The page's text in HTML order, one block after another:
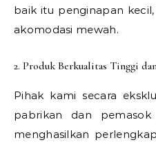
baik itu penginapan
akomodasi mewah.
2. Produk Berkualitas Tinggi
Pihak kami secara
pabrikan dan
menghasilkan